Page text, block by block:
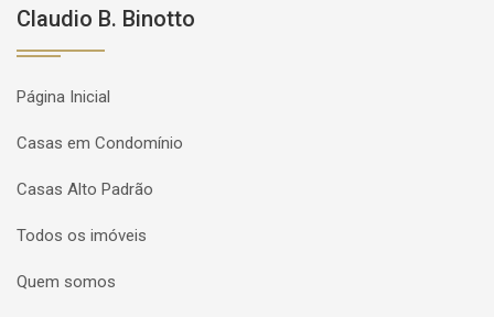
Claudio B. Binotto
Página Inicial
Casas em Condomínio
Casas Alto Padrão
Todos os imóveis
Quem somos